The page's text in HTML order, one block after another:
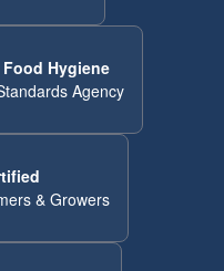
Food Hygiene
Agency
& Growers